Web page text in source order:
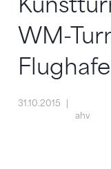
WM-
31.10.2015
ahv